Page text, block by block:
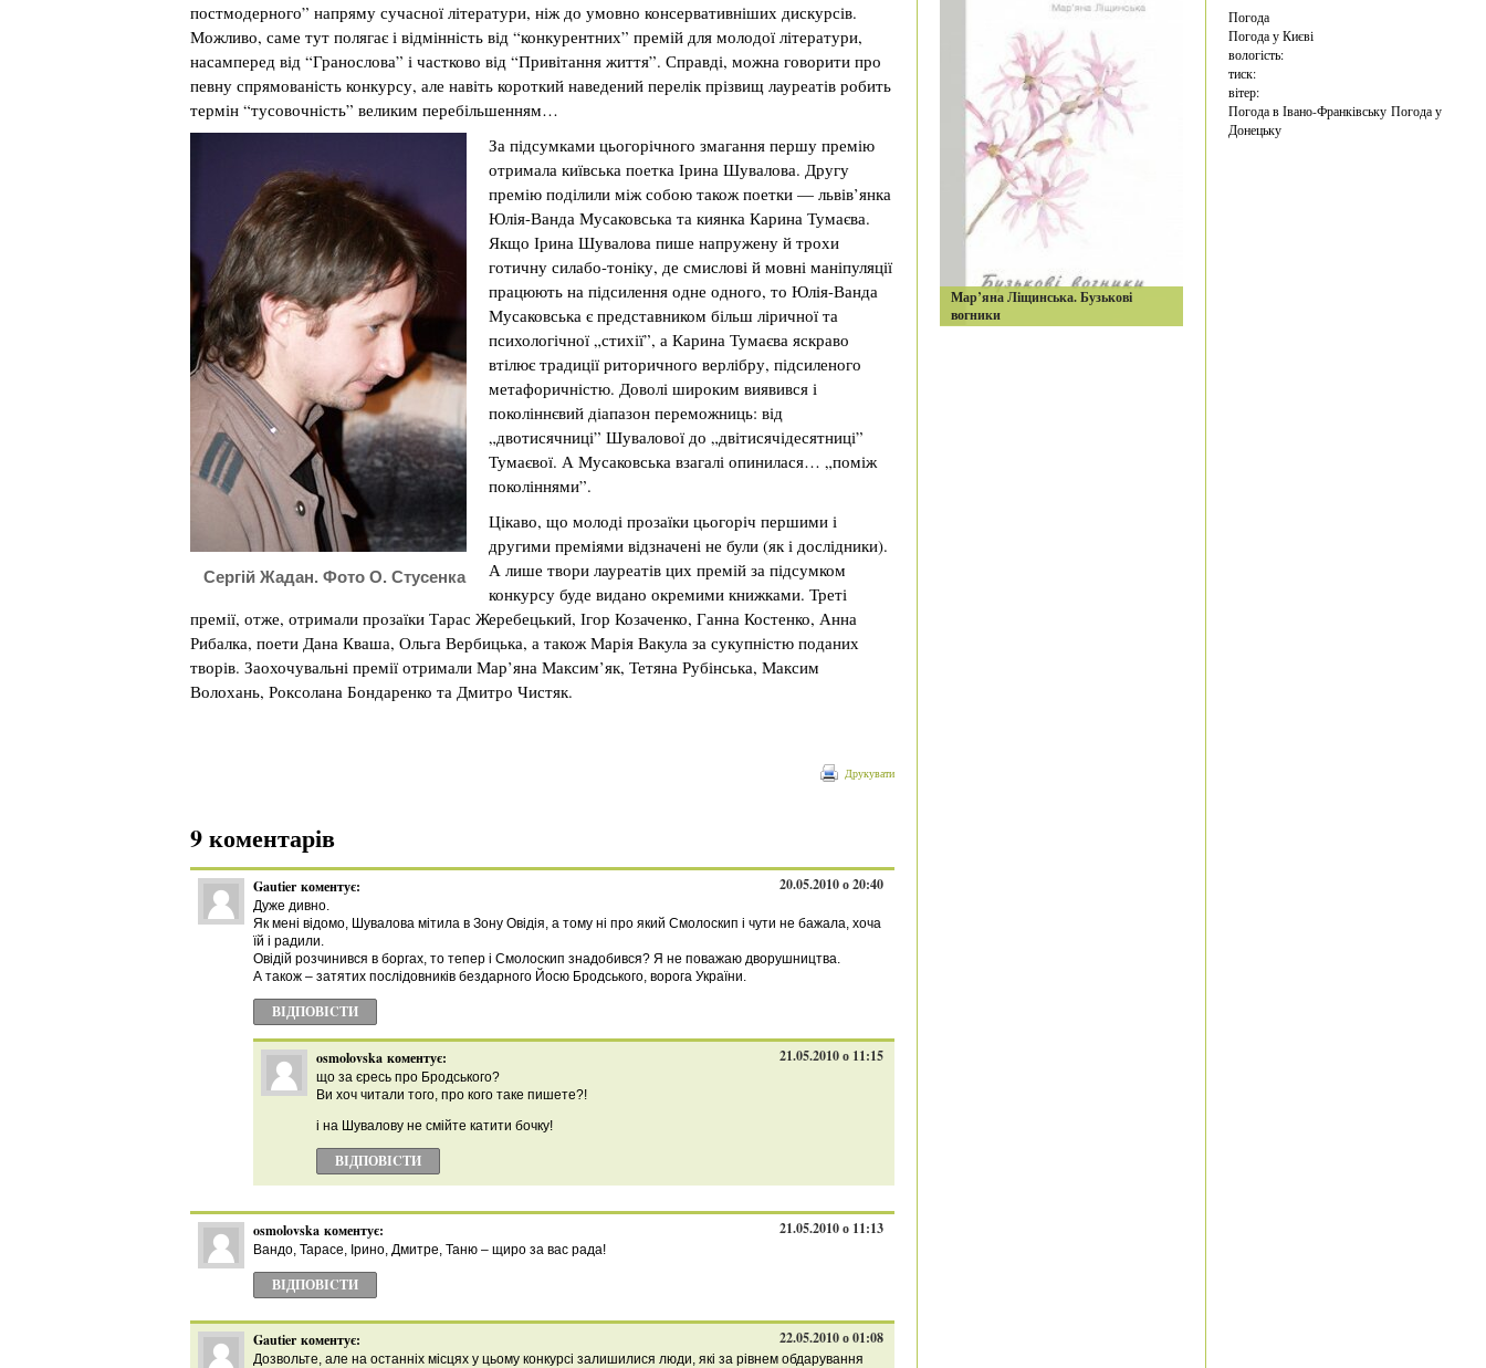
постмодерного” напряму сучасної літератури, ніж до умовно консервативніших дискурсів.
Можливо, саме тут полягає і відмінність від “конкурентних” премій для молодої літератури,
насамперед від “Гранослова” і частково від “Привітання життя”. Справді, можна говорити про
певну спрямованість конкурсу, але навіть короткий наведений перелік прізвищ лауреатів робить
термін “тусовочність” великим перебільшенням…
Сергій Жадан. Фото О. Стусенка
За підсумками цьогорічного змагання першу премію
отримала київська поетка Ірина Шувалова. Другу
премію поділили між собою також поетки — львів’янка
Юлія-Ванда Мусаковська та киянка Карина Тумаєва.
Якщо Ірина Шувалова пише напружену й трохи
готичну силабо-тоніку, де смислові й мовні маніпуляції
працюють на підсилення одне одного, то Юлія-Ванда
Мусаковська є представником більш ліричної та
психологічної „стихії”, а Карина Тумаєва яскраво
втілює традиції риторичного верлібру, підсиленого
метафоричністю. Доволі широким виявився і
поколіннєвий діапазон переможниць: від
„двотисячниці” Шувалової до „двітисячідесятниці”
Тумаєвої. А Мусаковська взагалі опинилася… „поміж
поколіннями”.
Цікаво, що молоді прозаїки цьогоріч першими і
другими преміями відзначені не були (як і дослідники).
А лише твори лауреатів цих премій за підсумком
конкурсу буде видано окремими книжками. Треті
премії, отже, отримали прозаїки Тарас Жеребецький, Ігор Козаченко, Ганна Костенко, Анна
Рибалка, поети Дана Кваша, Ольга Вербицька, а також Марія Вакула за сукупністю поданих
творів. Заохочувальні премії отримали Мар’яна Максим’як, Тетяна Рубінська, Максим
Волохань, Роксолана Бондаренко та Дмитро Чистяк.
Друкувати
9 коментарів
Gautier коментує: 20.05.2010 о 20:40
Дуже дивно.
Як мені відомо, Шувалова мітила в Зону Овідія, а тому ні про який Смолоскип і чути не бажала, хоча
їй і радили.
Овідій розчинився в боргах, то тепер і Смолоскип знадобився? Я не поважаю дворушництва.
А також – затятих послідовників бездарного Йосю Бродського, ворога України.
ВІДПОВІCТИ
osmolovska коментує: 21.05.2010 о 11:15
що за єресь про Бродського?
Ви хоч читали того, про кого таке пишете?!
і на Шувалову не смійте катити бочку!
ВІДПОВІCТИ
osmolovska коментує: 21.05.2010 о 11:13
Вандо, Тарасе, Ірино, Дмитре, Таню – щиро за вас рада!
ВІДПОВІCТИ
Gautier коментує: 22.05.2010 о 01:08
Дозвольте, але на останніх місцях у цьому конкурсі залишилися люди, які за рівнем обдарування
Мар’яна Ліщинська. Бузькові
вогники
Погода
Погода уКиєві
вологість:
тиск:
вітер:
Погода в Івано-Франківську Погода у
Донецьку